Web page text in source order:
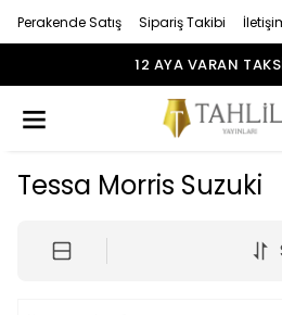
Perakende Satış Sipariş Takibi
12 AYA VARAN
Tessa Morris Suzuki